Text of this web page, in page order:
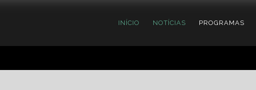
INÍCIO NOTÍCIAS PROGRAMAS